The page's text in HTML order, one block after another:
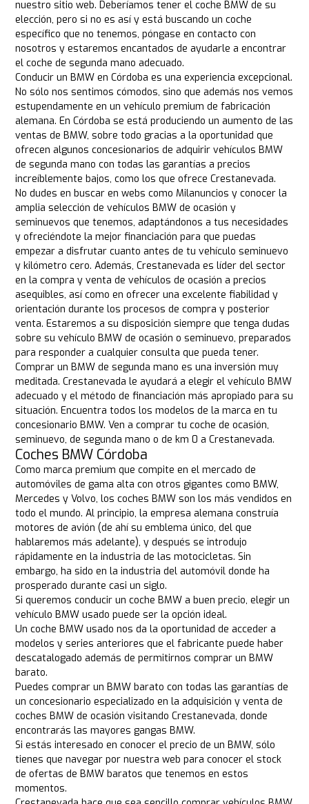
nuestro sitio web. Deberíamos tener el coche BMW de su
elección, pero si no es así y está buscando un coche
específico que no tenemos, póngase en contacto con
nosotros y estaremos encantados de ayudarle a encontrar
el coche de segunda mano adecuado.
Conducir un BMW en Córdoba es una experiencia excepcional.
No sólo nos sentimos cómodos, sino que además nos vemos
estupendamente en un vehículo premium de fabricación
alemana. En Córdoba se está produciendo un aumento de las
ventas de BMW, sobre todo gracias a la oportunidad que
ofrecen algunos concesionarios de adquirir vehículos BMW
de segunda mano con todas las garantías a precios
increíblemente bajos, como los que ofrece Crestanevada.
No dudes en buscar en webs como Milanuncios y conocer la
amplia selección de vehículos BMW de ocasión y
seminuevos que tenemos, adaptándonos a tus necesidades
y ofreciéndote la mejor financiación para que puedas
empezar a disfrutar cuanto antes de tu vehículo seminuevo
y kilómetro cero. Además, Crestanevada es líder del sector
en la compra y venta de vehículos de ocasión a precios
asequibles, así como en ofrecer una excelente fiabilidad y
orientación durante los procesos de compra y posterior
venta. Estaremos a su disposición siempre que tenga dudas
sobre su vehículo BMW de ocasión o seminuevo, preparados
para responder a cualquier consulta que pueda tener.
Comprar un BMW de segunda mano es una inversión muy
meditada. Crestanevada le ayudará a elegir el vehículo BMW
adecuado y el método de financiación más apropiado para su
situación. Encuentra todos los modelos de la marca en tu
concesionario BMW. Ven a comprar tu coche de ocasión,
seminuevo, de segunda mano o de km 0 a Crestanevada.
Coches BMW Córdoba
Como marca premium que compite en el mercado de
automóviles de gama alta con otros gigantes como BMW,
Mercedes y Volvo, los coches BMW son los más vendidos en
todo el mundo. Al principio, la empresa alemana construía
motores de avión (de ahí su emblema único, del que
hablaremos más adelante), y después se introdujo
rápidamente en la industria de las motocicletas. Sin
embargo, ha sido en la industria del automóvil donde ha
prosperado durante casi un siglo.
Si queremos conducir un coche BMW a buen precio, elegir un
vehículo BMW usado puede ser la opción ideal.
Un coche BMW usado nos da la oportunidad de acceder a
modelos y series anteriores que el fabricante puede haber
descatalogado además de permitirnos comprar un BMW
barato.
Puedes comprar un BMW barato con todas las garantías de
un concesionario especializado en la adquisición y venta de
coches BMW de ocasión visitando Crestanevada, donde
encontrarás las mayores gangas BMW.
Si estás interesado en conocer el precio de un BMW, sólo
tienes que navegar por nuestra web para conocer el stock
de ofertas de BMW baratos que tenemos en estos
momentos.